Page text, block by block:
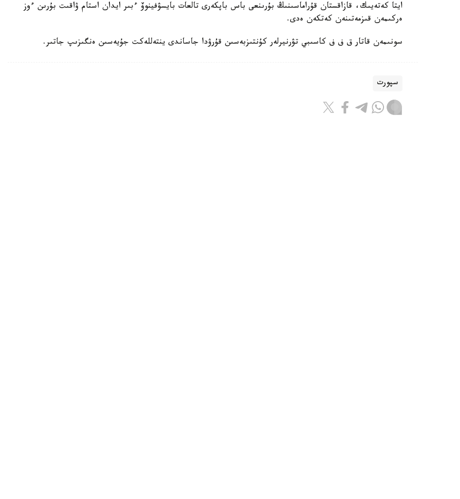
ايتا كەتەيىك، قازاقستان قۇراماسىنىڭ بۇرىنعى باس باپكەرى تالعات بايسۋفينوۆ ءبىر ايدان استام ۋاقىت بۇرىن ءوز
ەركىمەن قىزمەتىنەن كەتكەن ەدى.
سونىمەن قاتار ق ف ف كاسىبي تۋرنيرلەر كۇنتىزبەسىن قۇرۋدا جاساندى ينتەللەكت جۇيەسىن ەنگىزىپ جاتىر.
سپورت